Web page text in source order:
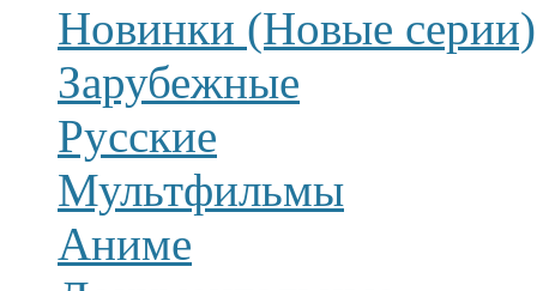
Новинки (Новые серии)
Зарубежные
Русские
Мультфильмы
Аниме